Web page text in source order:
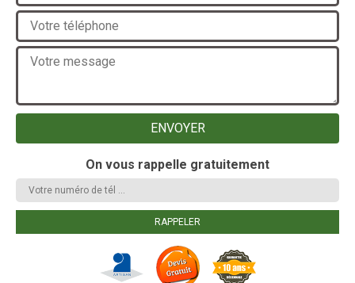
On vous rappelle gratuitement